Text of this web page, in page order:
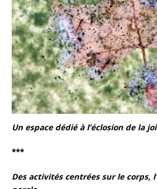
Un espace dédié à l’éclosion de la
***
Des activités centrées sur le corps,